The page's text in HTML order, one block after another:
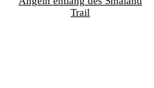
Trail